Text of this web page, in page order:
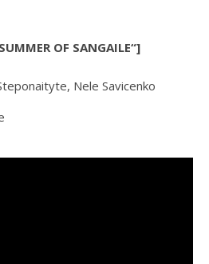
OF SANGAILE“]
Nele Savicenko